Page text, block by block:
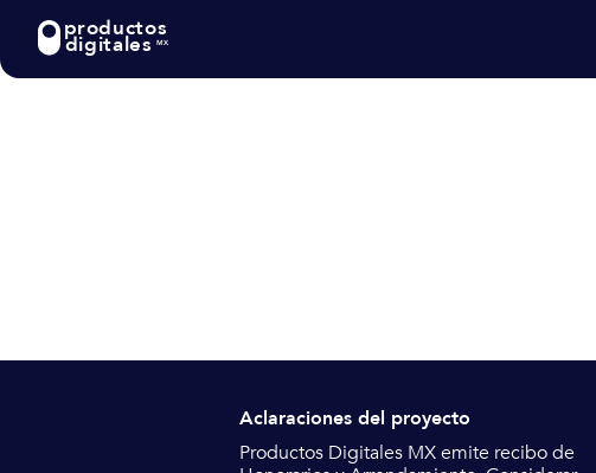
productos
digitales MX
Aclaraciones del proyecto
Productos Digitales MX emite recibo de